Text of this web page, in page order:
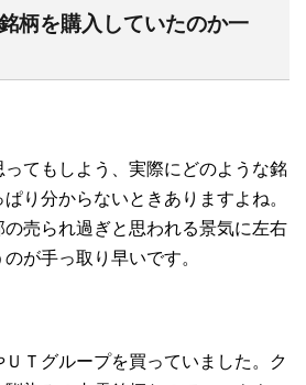
柄を購入していたのか一
てもしよう、実際にどのような銘
り分からないときありますよね。
売られ過ぎと思われる景気に左右
が手っ取り早いです。
Ｔグループを買っていました。ク